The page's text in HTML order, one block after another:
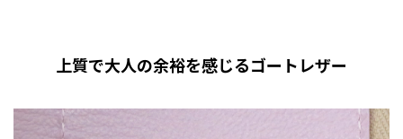
上質で大人の余裕を感じるゴートレザー